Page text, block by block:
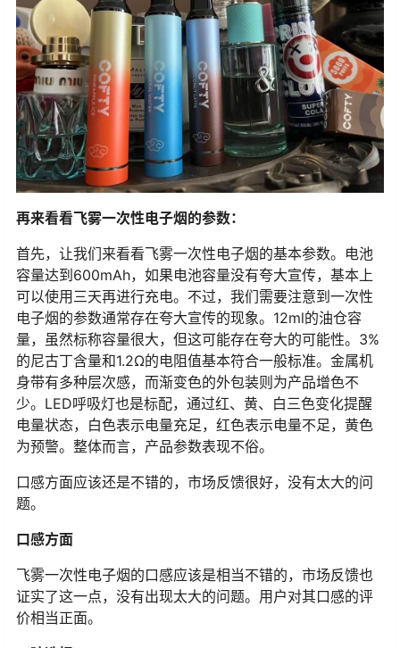
再来看看飞雾一次性电子烟的参数：
首先，让我们来看看飞雾一次性电子烟的基本参数。电池
容量达到600mAh，如果电池容量没有夸大宣传，基本上
可以使用三天再进行充电。不过，我们需要注意到一次性
电子烟的参数通常存在夸大宣传的现象。12ml的油仓容
量，虽然标称容量很大，但这可能存在夸大的可能性。3%
的尼古丁含量和1.2Ω的电阻值基本符合一般标准。金属机
身带有多种层次感，而渐变色的外包装则为产品增色不
少。LED呼吸灯也是标配，通过红、黄、白三色变化提醒
电量状态，白色表示电量充足，红色表示电量不足，黄色
为预警。整体而言，产品参数表现不俗。
口感方面应该还是不错的，市场反馈很好，没有太大的问
题。
口感方面
飞雾一次性电子烟的口感应该是相当不错的，市场反馈也
证实了这一点，没有出现太大的问题。用户对其口感的评
价相当正面。